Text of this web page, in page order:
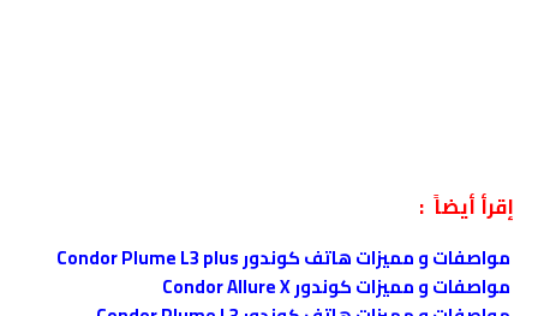
إقرأ أيضاً :
مواصفات و مميزات هاتف كوندور Condor Plume L3 plus
مواصفات و مميزات كوندور Condor Allure X